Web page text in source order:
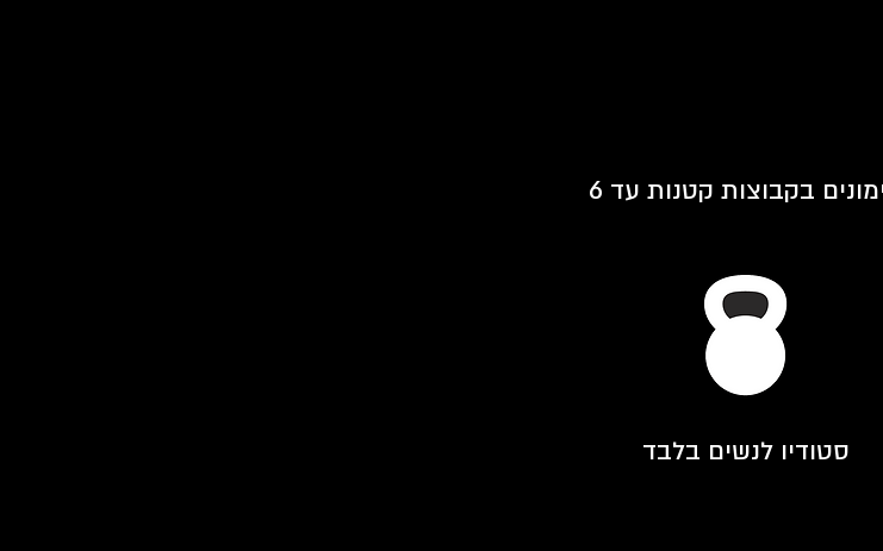
בקבוצות קטנות עד 6
סטודיו לנשים בלבד